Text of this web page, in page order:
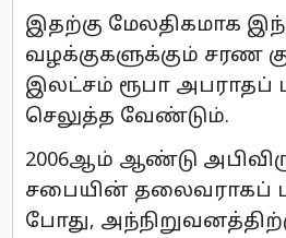
இதற்கு மேலதிகமாக
வழக்குகளுக்கும் சரண
இலட்சம் ரூபா
செலுத்த வேண்டும்.
2006ஆம் ஆண்டு
சபையின் தலைவராகப்
போது,